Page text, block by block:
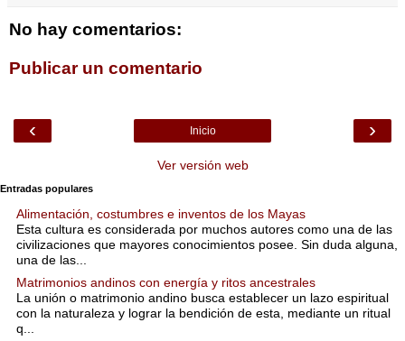
No hay comentarios:
Publicar un comentario
‹ ›
Inicio
Ver versión web
Entradas populares
Alimentación, costumbres e inventos de los Mayas
Esta cultura es considerada por muchos autores como una de las
civilizaciones que mayores conocimientos posee. Sin duda alguna,
una de las...
Matrimonios andinos con energía y ritos ancestrales
La unión o matrimonio andino busca establecer un lazo espiritual
con la naturaleza y lograr la bendición de esta, mediante un ritual
q...